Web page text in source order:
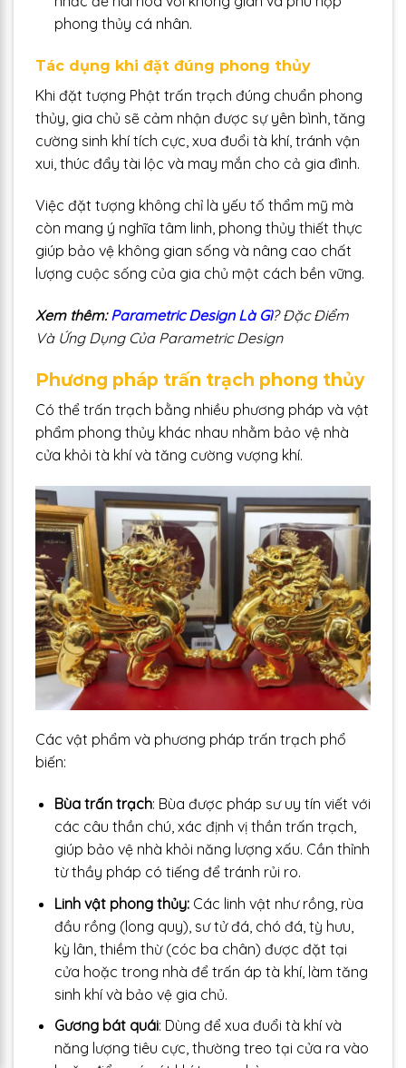
phong thủy cá nhân.
Tác dụng khi đặt đúng phong thủy
Khi đặt tượng Phật trấn trạch đúng chuẩn phong
thủy, gia chủ sẽ cảm nhận được sự yên bình, tăng
cường sinh khí tích cực, xua đuổi tà khí, tránh vận
xui, thúc đẩy tài lộc và may mắn cho cả gia đình.
Việc đặt tượng không chỉ là yếu tố thẩm mỹ mà
còn mang ý nghĩa tâm linh, phong thủy thiết thực
giúp bảo vệ không gian sống và nâng cao chất
lượng cuộc sống của gia chủ một cách bền vững.
Xem thêm:Parametric Design Là Gì? Đặc Điểm
Và Ứng Dụng Của Parametric Design
Phương pháp trấn trạch phong thủy
Có thể trấn trạch bằng nhiều phương pháp và vật
phẩm phong thủy khác nhau nhằm bảo vệ nhà
cửa khỏi tà khí và tăng cường vượng khí.
Các vật phẩm và phương pháp trấn trạch phổ
biến:
Bùa trấn trạch: Bùa được pháp sư uy tín viết với
các câu thần chú, xác định vị thần trấn trạch,
giúp bảo vệ nhà khỏi năng lượng xấu. Cần thỉnh
từ thầy pháp có tiếng để tránh rủi ro.​
Linh vật phong thủy:Các linh vật như rồng, rùa
đầu rồng (long quy), sư tử đá, chó đá, tỳ hưu,
kỳ lân, thiềm thừ (cóc ba chân) được đặt tại
cửa hoặc trong nhà để trấn áp tà khí, làm tăng
sinh khí và bảo vệ gia chủ.​
Gương bát quái: Dùng để xua đuổi tà khí và
năng lượng tiêu cực, thường treo tại cửa ra vào